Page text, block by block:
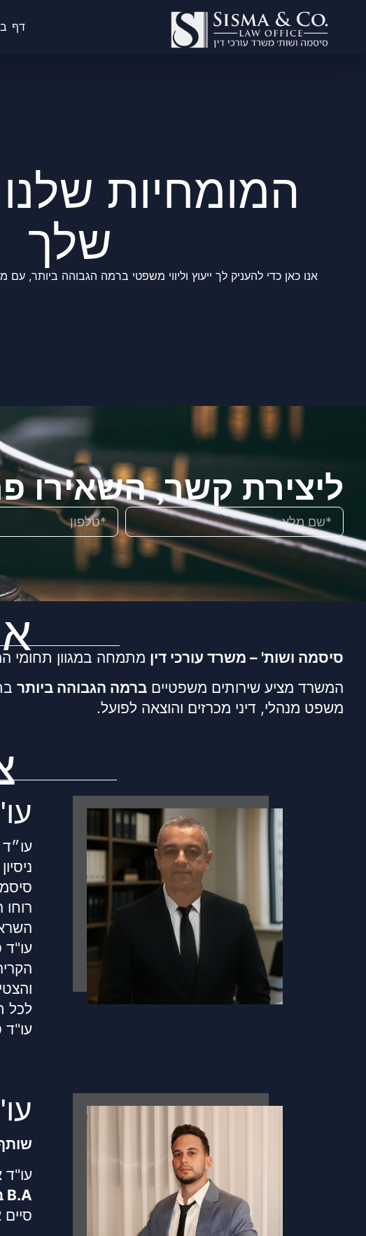
דף
המומחיות
שלך
אנו כאן כדי להעניק לך ייעוץ וליווי משפטי ברמה הגבוהה ביותר,
ליצירת קשר, השאירו
סיסמה ושות' – משרד עורכי דין מתמחה במגוון תחומי
המשרד מציע שירותים משפטיים ברמה הגבוהה ביותר
משפט מנהלי, דיני מכרזים והוצאה לפועל.
לכל
עו"ד
B.A במנהל עסקים